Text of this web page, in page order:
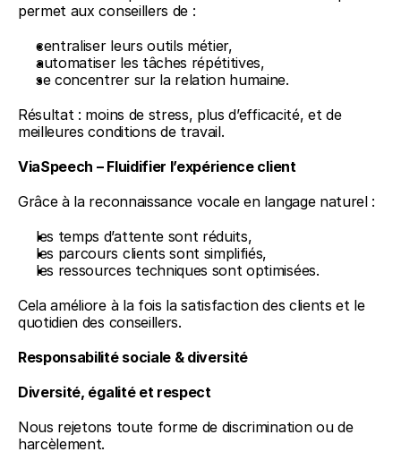
permet aux conseillers de :
centraliser leurs outils métier,
automatiser les tâches répétitives,
se concentrer sur la relation humaine.
Résultat : moins de stress, plus d’efficacité, et de
meilleures conditions de travail.
ViaSpeech – Fluidifier l’expérience client
Grâce à la reconnaissance vocale en langage naturel :
les temps d’attente sont réduits,
les parcours clients sont simplifiés,
les ressources techniques sont optimisées.
Cela améliore à la fois la satisfaction des clients et le
quotidien des conseillers.
Responsabilité sociale & diversité
Diversité, égalité et respect
Nous rejetons toute forme de discrimination ou de
harcèlement.